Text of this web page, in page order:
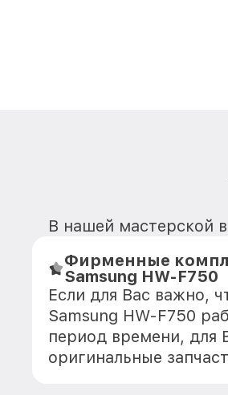
В нашей мастерской
Фирменные
Samsung HW-F750
Если для Вас важно,
Samsung HW-F750
период времени, для
оригинальные